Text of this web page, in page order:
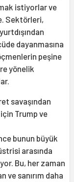
istiyorlar ve
Sektörleri,
dayanmasına
peşine
yönelik
savaşından
Trump ve
bunun büyük
arasında
Bu, her zaman
ve sanırım daha